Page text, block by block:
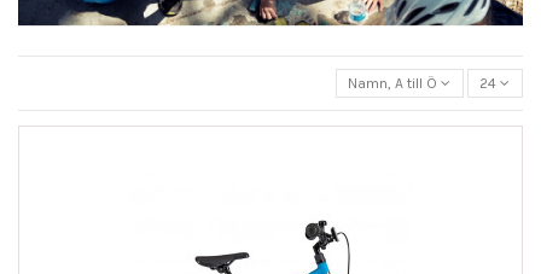
Namn, A till Ö 24